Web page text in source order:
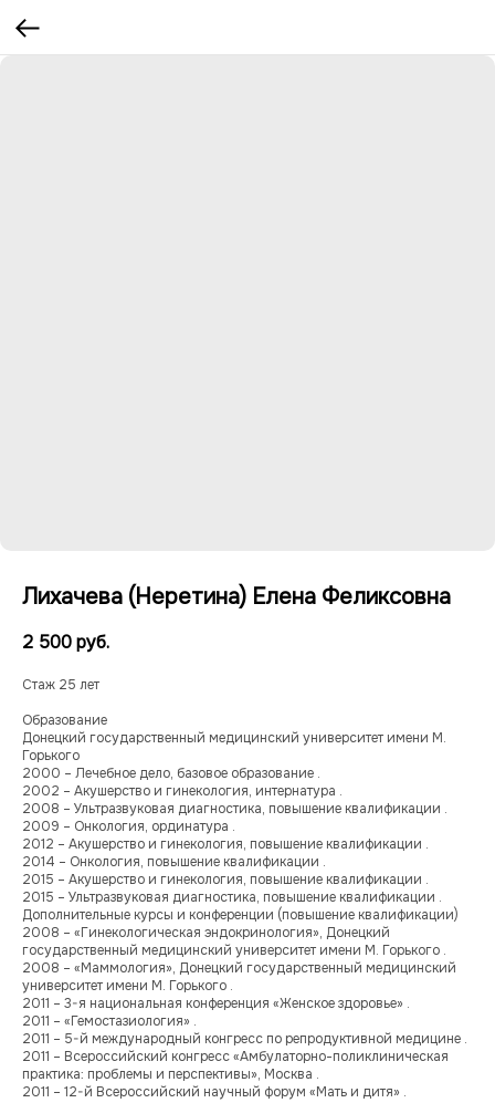
Лихачева (Неретина) Елена Феликсовна
2 500руб.
Стаж 25 лет
Образование
Донецкий государственный медицинский университет имени М.
Горького
2000 – Лечебное дело, базовое образование .
2002 – Акушерство и гинекология, интернатура .
2008 – Ультразвуковая диагностика, повышение квалификации .
2009 – Онкология, ординатура .
2012 – Акушерство и гинекология, повышение квалификации .
2014 – Онкология, повышение квалификации .
2015 – Акушерство и гинекология, повышение квалификации .
2015 – Ультразвуковая диагностика, повышение квалификации .
Дополнительные курсы и конференции (повышение квалификации)
2008 – «Гинекологическая эндокринология», Донецкий
государственный медицинский университет имени М. Горького .
2008 – «Маммология», Донецкий государственный медицинский
университет имени М. Горького .
2011 – 3-я национальная конференция «Женское здоровье» .
2011 – «Гемостазиология» .
2011 – 5-й международный конгресс по репродуктивной медицине .
2011 – Всероссийский конгресс «Амбулаторно-поликлиническая
практика: проблемы и перспективы», Москва .
2011 – 12-й Всероссийский научный форум «Мать и дитя» .